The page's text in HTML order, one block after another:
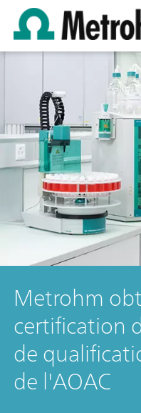
Metrohm
certification
de
de l'AOAC